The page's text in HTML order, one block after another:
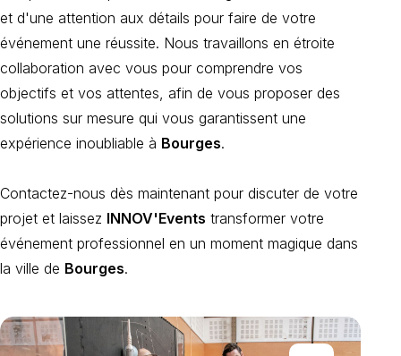
et d'une attention aux détails pour faire de votre
événement une réussite. Nous travaillons en étroite
collaboration avec vous pour comprendre vos
objectifs et vos attentes, afin de vous proposer des
solutions sur mesure qui vous garantissent une
expérience inoubliable à Bourges.
Contactez-nous dès maintenant pour discuter de votre
projet et laissez INNOV'Events transformer votre
événement professionnel en un moment magique dans
la ville de Bourges.